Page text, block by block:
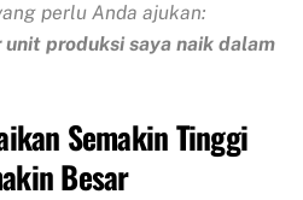
perlu Anda ajukan:
produksi saya naik dalam
Semakin Tinggi
Besar